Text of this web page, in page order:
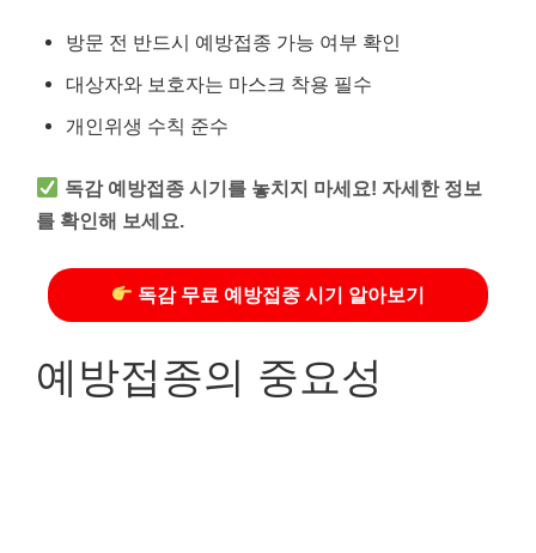
방문 전 반드시 예방접종 가능 여부 확인
대상자와 보호자는 마스크 착용 필수
개인위생 수칙 준수
독감 예방접종 시기를 놓치지 마세요! 자세한 정보
를 확인해 보세요.
독감 무료 예방접종 시기 알아보기
예방접종의 중요성